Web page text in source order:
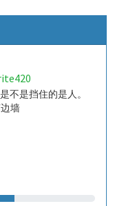
不是挡住的是人。
墙